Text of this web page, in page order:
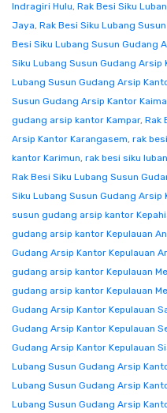
Indragiri Hulu, Rak Besi Siku
Jaya, Rak Besi Siku Lubang
Besi Siku Lubang Susun Gudang
Siku Lubang Susun Gudang Arsip
Lubang Susun Gudang Arsip
Susun Gudang Arsip Kantor
gudang arsip kantor Kampar, Rak
Arsip Kantor Karangasem, rak
kantor Karimun, rak besi siku
Rak Besi Siku Lubang Susun
Siku Lubang Susun Gudang Arsip
susun gudang arsip kantor
gudang arsip kantor Kepulauan
Gudang Arsip Kantor Kepulauan
gudang arsip kantor Kepulauan
gudang arsip kantor Kepulauan
Gudang Arsip Kantor Kepulauan
Gudang Arsip Kantor Kepulauan
Gudang Arsip Kantor Kepulauan
Lubang Susun Gudang Arsip
Lubang Susun Gudang Arsip
Lubang Susun Gudang Arsip